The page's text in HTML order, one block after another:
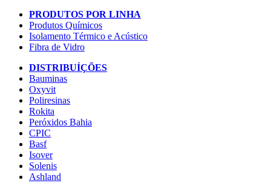
PRODUTOS POR LINHA
Produtos Químicos
Isolamento Térmico e Acústico
Fibra de Vidro
DISTRIBUÍÇÕES
Bauminas
Oxyvit
Poliresinas
Rokita
Peróxidos Bahia
CPIC
Basf
Isover
Solenis
Ashland